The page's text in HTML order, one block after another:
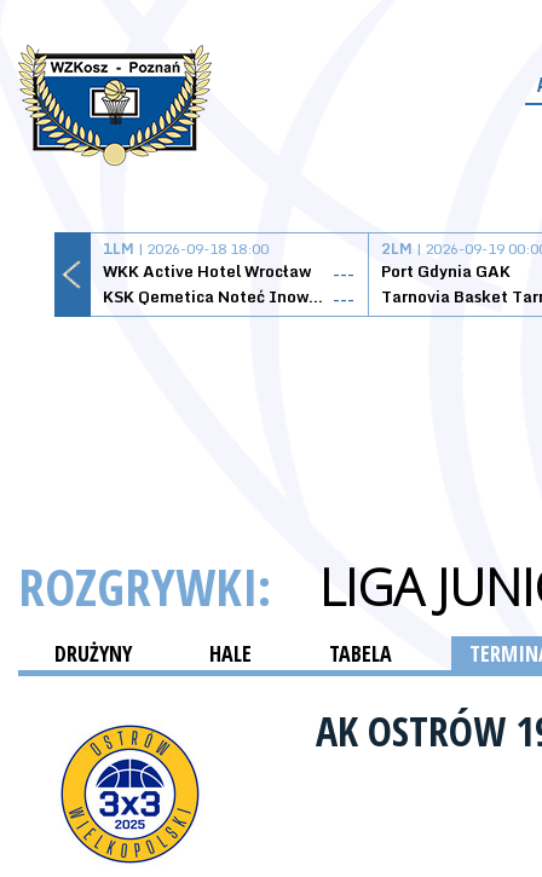
1LM | 2026-09-18 18:00
WKK Active Hotel Wrocław
---
KSK Qemetica Noteć Inowrocław ---
2LM | 2026-09-19
Port Gdynia GAK
ROZGRYWKI: LIGA
DRUŻYNY HALE TABELA
AK OSTRÓW